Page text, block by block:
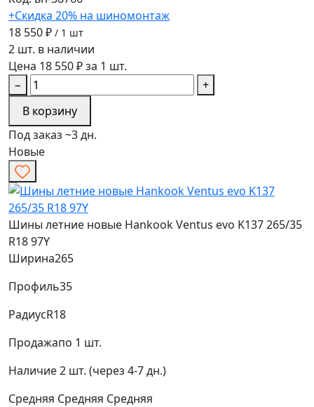
+Скидка 20% на шиномонтаж
18 550 ₽ / 1 шт
2 шт. в наличии
Цена 18 550 ₽ за 1 шт.
−
+
В корзину
Под заказ ~3 дн.
Новые
Шины летние новые Hankook Ventus evo K137 265/35
R18 97Y
Ширина265
Профиль35
РадиусR18
Продажапо 1 шт.
Наличие2 шт. (через 4-7 дн.)
Средняя Средняя Средняя